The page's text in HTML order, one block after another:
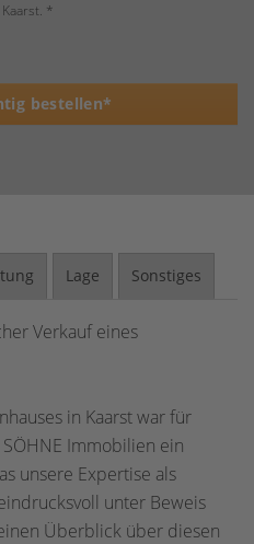
*
bestellen*
Lage Sonstiges
Verkauf eines
in Kaarst war für
Immobilien ein
unsere Expertise als
unter Beweis
Überblick über diesen